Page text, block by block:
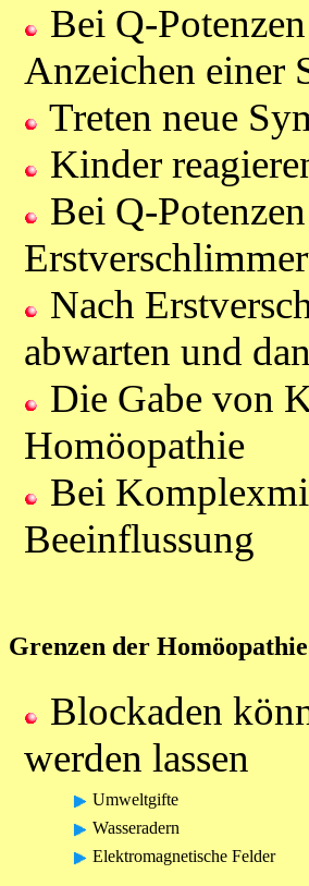
Bei Q-
Anzeichen einer
Treten neue
Kinder
Bei Q-
Nach
abwarten und
Die Gabe von
Homöopathie
Bei
Beeinflussung
Grenzen der Homöopathie
Blockaden
werden lassen
Umweltgifte
Wasseradern
Elektromagnetische Felder